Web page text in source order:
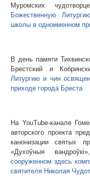
Муромских
Божественную
школы в одноименном
В день памяти
Брестский и
Литургию и чин
приходе города Бреста
На YouTube-канале
авторского проекта
канонизации святых
«Духоўныя
сооруженном здесь
святителя Николая